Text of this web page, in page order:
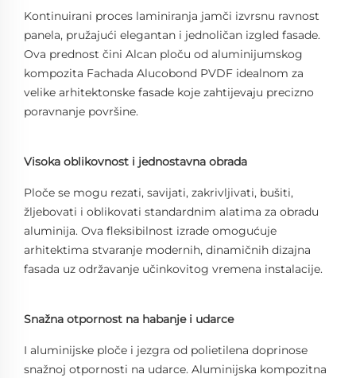
Kontinuirani proces laminiranja jamči izvrsnu ravnost
panela, pružajući elegantan i jednoličan izgled fasade.
Ova prednost čini Alcan ploču od aluminijumskog
kompozita Fachada Alucobond PVDF idealnom za
velike arhitektonske fasade koje zahtijevaju precizno
poravnanje površine.
Visoka oblikovnost i jednostavna obrada
Ploče se mogu rezati, savijati, zakrivljivati, bušiti,
žljebovati i oblikovati standardnim alatima za obradu
aluminija. Ova fleksibilnost izrade omogućuje
arhitektima stvaranje modernih, dinamičnih dizajna
fasada uz održavanje učinkovitog vremena instalacije.
Snažna otpornost na habanje i udarce
I aluminijske ploče i jezgra od polietilena doprinose
snažnoj otpornosti na udarce. Aluminijska kompozitna